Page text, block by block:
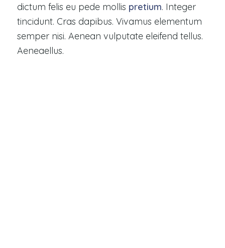
dictum felis eu pede mollis pretium. Integer
tincidunt. Cras dapibus. Vivamus elementum
semper nisi. Aenean vulputate eleifend tellus.
Aeneaellus.